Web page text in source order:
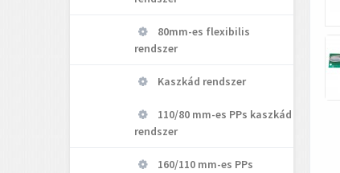
80mm-es flexibilis
rendszer
Kaszkád rendszer
110/80 mm-es PPs kaszkád
rendszer
160/110 mm-es PPs